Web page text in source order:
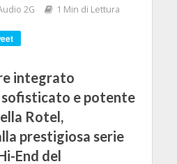
2G 1 Min di Lettura
integrato
e potente
Rotel,
prestigiosa serie
End del